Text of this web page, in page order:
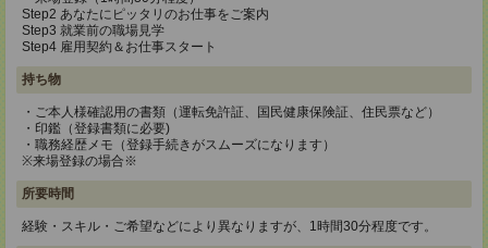
Step2 あなたにピッタリのお仕事をご案内
Step3 就業前の職場見学
Step4 雇用契約＆お仕事スタート
持ち物
・ご本人様確認用の書類（運転免許証、国民健康保険証、住民票など）
・印鑑（登録書類に必要)
・職務経歴メモ（登録手続きがスムーズになります）
※来場登録の場合※
所要時間
経験・スキル・ご希望などにより異なりますが、1時間30分程度です。